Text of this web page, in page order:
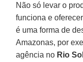
Não só levar o
funciona e
é uma forma de
Amazonas, por
agência no Rio